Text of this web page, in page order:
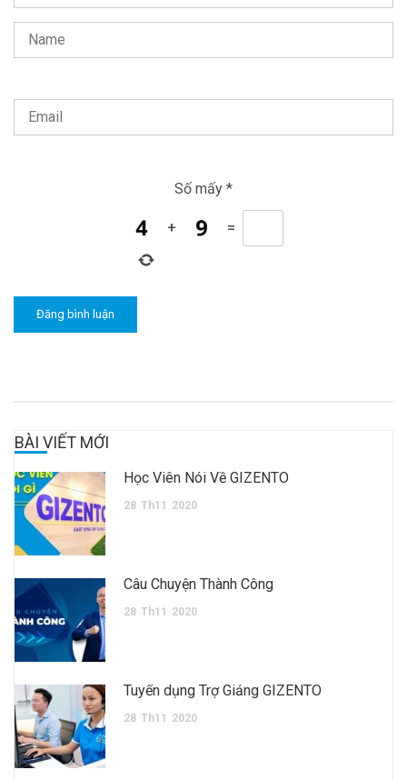
Số mấy *
+ =
BÀI VIẾT MỚI
Học Viên Nói Về GIZENTO
28 Th11 2020
Câu Chuyện Thành Công
28 Th11 2020
Tuyển dụng Trợ Giảng GIZENTO
28 Th11 2020